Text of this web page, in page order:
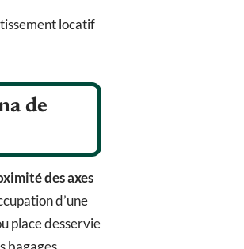
locatif
de
des axes
d’une
place desservie